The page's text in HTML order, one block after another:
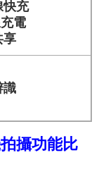
快充
電
享
識
攝功能比